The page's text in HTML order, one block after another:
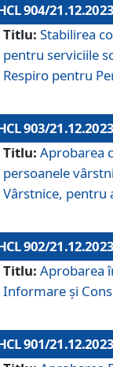
904/21.12.2023
Titlu: Stabilirea
pentru serviciile
Respiro pentru
903/21.12.2023
Titlu: Aprobarea
persoanele
Vârstnice, pentru
902/21.12.2023
Titlu: Aprobarea
Informare și
901/21.12.2023